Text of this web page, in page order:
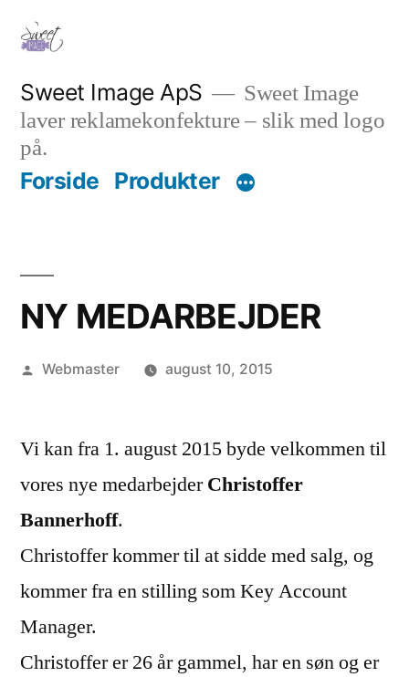
Videre
indhold
Sweet Image ApS
Sweet Image
laver reklamekonfekture – slik med logo
på.
Forside Produkter
NY MEDARBEJDER
Posted
Webmaster august 10, 2015
Vi kan fra 1. august 2015 byde velkommen til
vores nye medarbejderChristoffer
Bannerhoff.
Christoffer kommer til at sidde med salg, og
kommer fra en stilling som Key Account
Manager.
Christoffer er 26 år gammel, har en søn og er